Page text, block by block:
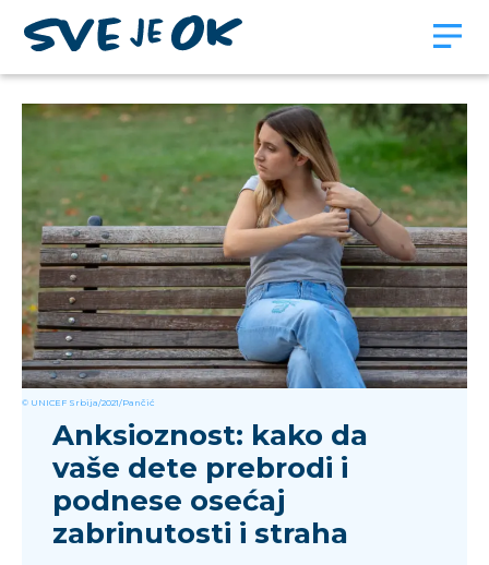
© UNICEF Srbija/2021/Pančić
Anksioznost: kako da
vaše dete prebrodi i
podnese osećaj
zabrinutosti i straha